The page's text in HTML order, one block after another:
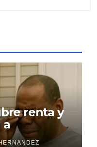
renta y
a